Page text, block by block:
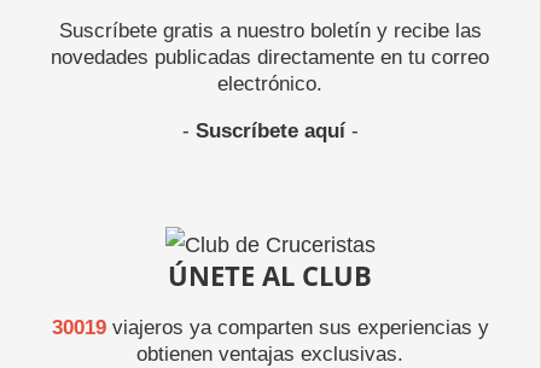
Suscríbete gratis a nuestro boletín y recibe las
novedades publicadas directamente en tu correo
electrónico.
- Suscríbete aquí-
ÚNETE AL CLUB
30019viajeros ya comparten sus experiencias y
obtienen ventajas exclusivas.